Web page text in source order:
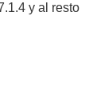
y al resto